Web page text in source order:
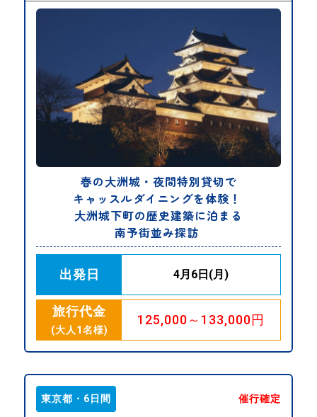
春の大洲城・夜間特別貸切で
キャッスルダイニングを体験！
大洲城下町の歴史建築に泊まる
南予街並み探訪
出発日 4月6日(月)
旅行代金
(大人1名様)
125,000～133,000円
東京都・6日間 催行確定